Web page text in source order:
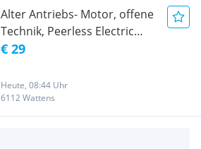
Alter Antriebs- Motor, offene
Technik, Peerless Electric
Australien, 230 Volt, 1428 R.
€ 29
Heute, 08:44 Uhr
6112 Wattens